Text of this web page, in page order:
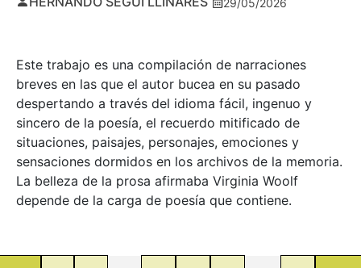
Este trabajo es una compilación de narraciones
breves en las que el autor bucea en su pasado
despertando a través del idioma fácil, ingenuo y
sincero de la poesía, el recuerdo mitificado de
situaciones, paisajes, personajes, emociones y
sensaciones dormidos en los archivos de la memoria.
La belleza de la prosa afirmaba Virginia Woolf
depende de la carga de poesía que contiene.